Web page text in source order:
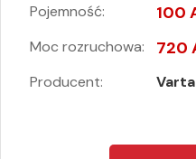
Pojemność: 100
Moc rozruchowa: 720
Producent: Varta